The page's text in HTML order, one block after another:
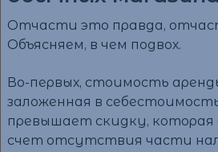
Отчасти это правда,
Объясняем, в чем подвох.
Во-первых, стоимость
заложенная в
превышает скидку, которая
счет отсутствия части